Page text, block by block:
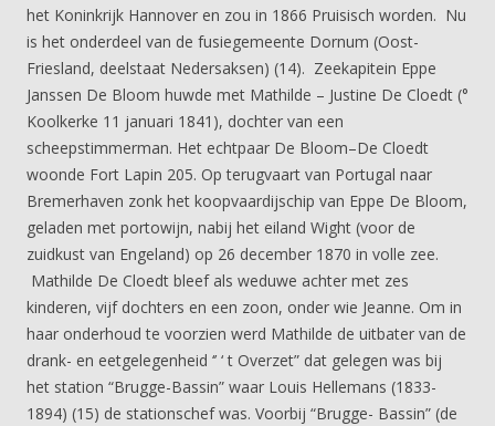
het Koninkrijk Hannover en zou in 1866 Pruisisch worden. Nu
is het onderdeel van de fusiegemeente Dornum (Oost-
Friesland, deelstaat Nedersaksen) (14). Zeekapitein Eppe
Janssen De Bloom huwde met Mathilde – Justine De Cloedt (°
Koolkerke 11 januari 1841), dochter van een
scheepstimmerman. Het echtpaar De Bloom–De Cloedt
woonde Fort Lapin 205. Op terugvaart van Portugal naar
Bremerhaven zonk het koopvaardijschip van Eppe De Bloom,
geladen met portowijn, nabij het eiland Wight (voor de
zuidkust van Engeland) op 26 december 1870 in volle zee.
Mathilde De Cloedt bleef als weduwe achter met zes
kinderen, vijf dochters en een zoon, onder wie Jeanne. Om in
haar onderhoud te voorzien werd Mathilde de uitbater van de
drank- en eetgelegenheid ‘’ ‘ t Overzet” dat gelegen was bij
het station “Brugge-Bassin” waar Louis Hellemans (1833-
1894) (15) de stationschef was. Voorbij “Brugge- Bassin” (de